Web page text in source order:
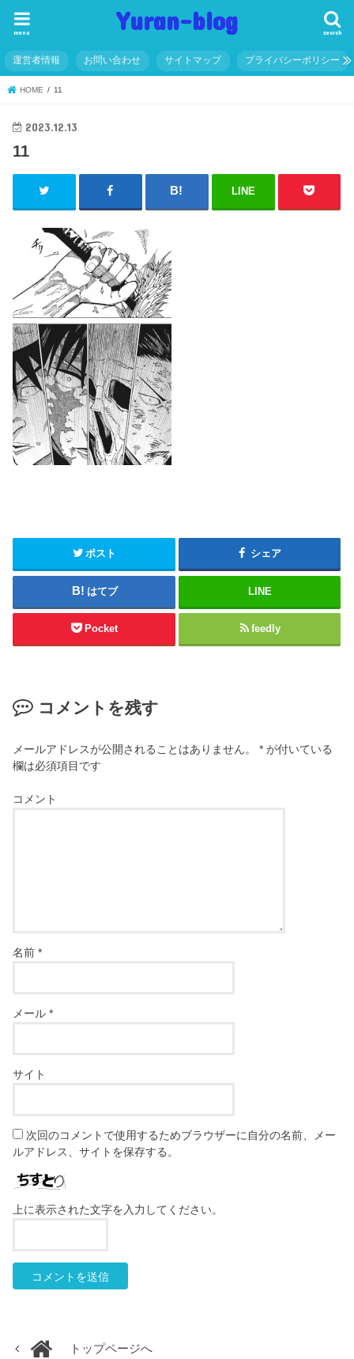
Yuran-blog search
menu
運営者情報 お問い合わせ サイトマップ プライバシーポリシー
HOME 11
2023.12.13
11
LINE
ポスト シェア
はてブ LINE
Pocket feedly
コメントを残す
メールアドレスが公開されることはありません。 * が付いている
欄は必須項目です
コメント
名前*
メール*
サイト
次回のコメントで使用するためブラウザーに自分の名前、メー
ルアドレス、サイトを保存する。
上に表示された文字を入力してください。
トップページへ